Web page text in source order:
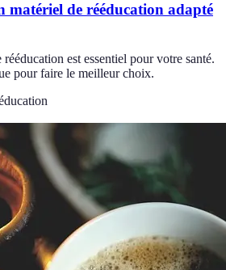
matériel de rééducation adapté
est essentiel pour votre santé.
pour faire le meilleur choix.